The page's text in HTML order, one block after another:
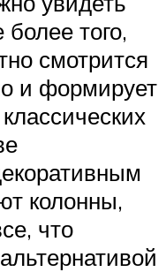
того,
смотрится
и формирует
колонны,
что